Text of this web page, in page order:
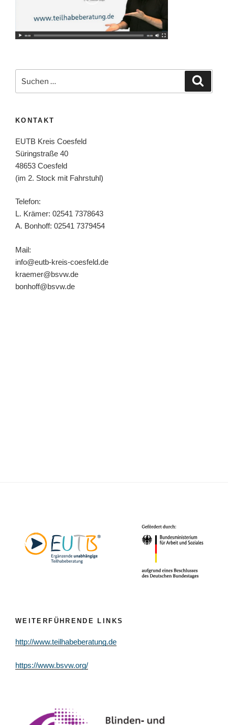
KONTAKT
EUTB Kreis Coesfeld
Süringstraße 40
48653 Coesfeld
(im 2. Stock mit Fahrstuhl)
Telefon:
L. Krämer: 02541 7378643
A. Bonhoff: 02541 7379454
Mail:
info@eutb-kreis-coesfeld.de
kraemer@bsvw.de
bonhoff@bsvw.de
WEITERFÜHRENDE LINKS
http://www.teilhabeberatung.de
https://www.bsvw.org/